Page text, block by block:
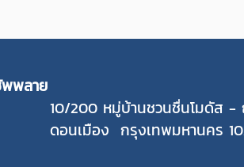
พลาย
10/200 หมู่บ้านชวนชื่นโมดัส -
ดอนเมือง กรุงเทพมหานคร